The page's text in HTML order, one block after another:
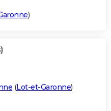
)
(Lot-et-Garonne)